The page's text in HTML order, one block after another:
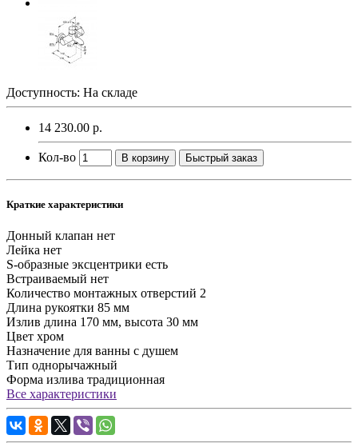
Доступность: На складе
14 230.00 р.
Кол-во В корзину Быстрый заказ
Краткие характеристики
Донный клапан нет
Лейка нет
S-образные эксцентрики есть
Встраиваемый нет
Количество монтажных отверстий 2
Длина рукоятки 85 мм
Излив длина 170 мм, высота 30 мм
Цвет хром
Назначение для ванны с душем
Тип однорычажный
Форма излива традиционная
Все характеристики